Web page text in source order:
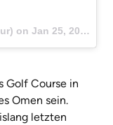
on Jan 25, 2018 at 1:29pm PST
Golf Course in
Omen sein.
letzten